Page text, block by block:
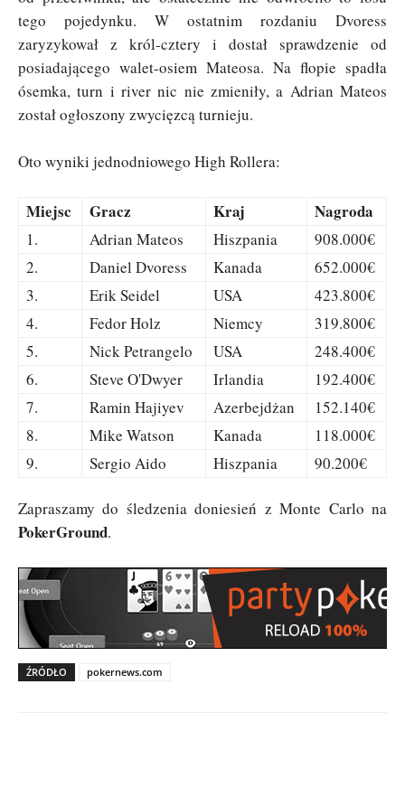
tego pojedynku. W ostatnim rozdaniu Dvoress
zaryzykował z król-cztery i dostał sprawdzenie od
posiadającego walet-osiem Mateosa. Na flopie spadła
ósemka, turn i river nic nie zmieniły, a Adrian Mateos
został ogłoszony zwycięzcą turnieju.
Oto wyniki jednodniowego High Rollera:
Miejsc Gracz Kraj Nagroda
1. Adrian Mateos Hiszpania
908.000€
2.
Daniel Dvoress Kanada
652.000€
3.
Erik Seidel USA
423.800€
4.
Fedor Holz Niemcy
319.800€
5.
Nick Petrangelo USA
248.400€
6.
Steve O'Dwyer Irlandia
192.400€
7.
Ramin Hajiyev Azerbejdżan
152.140€
8.
Mike Watson Kanada
118.000€
9.
Sergio Aido Hiszpania 90.200€
Zapraszamy do śledzenia doniesień z Monte Carlo na
PokerGround.
ŹRÓDŁO pokernews.com